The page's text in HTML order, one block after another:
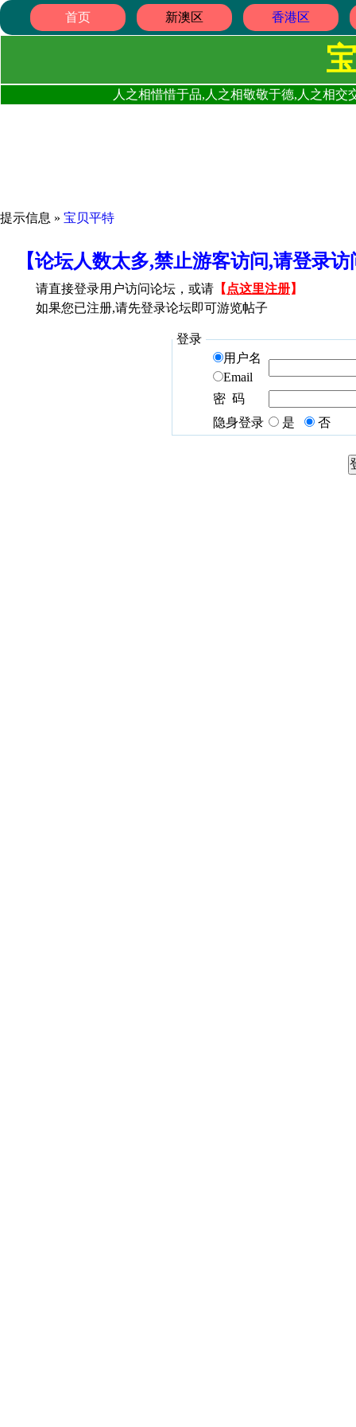
首页 新澳区 香港区
人之相惜惜于品,人之相敬敬于德,人之相
提示信息 » 宝贝平特
【论坛人数太多,禁止游客访问,请登录
请直接登录用户访问论坛，或请 【 点这里注册】
如果您已注册,请先登录论坛即可游览帖子
登录
用户名
Email
密 码
隐身登录
是 否